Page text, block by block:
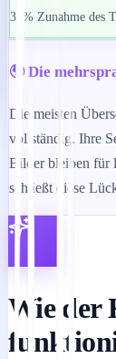
34% Zunahme des
🌍 Die
Die meisten
vollständig. Ihre
Bilder bleiben für
schließt diese
Wie der